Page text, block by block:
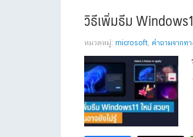
วิธีเพิ่มธีม
หมวดหมู่: microsoft, คำถามจากท